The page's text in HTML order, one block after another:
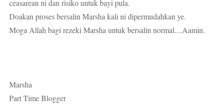
ceasarean ni dan risiko untuk bayi pula.
Doakan proses bersalin Marsha kali ni dipermudahkan ye.
Moga Allah bagi rezeki Marsha untuk bersalin normal....Aamin.
Marsha
Part Time Blogger